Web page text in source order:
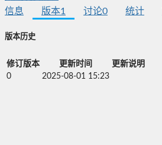
信息 版本1 讨论0 统计
版本历史
修订版本 更新时间
更新说明
0
2025-08-01 15:23